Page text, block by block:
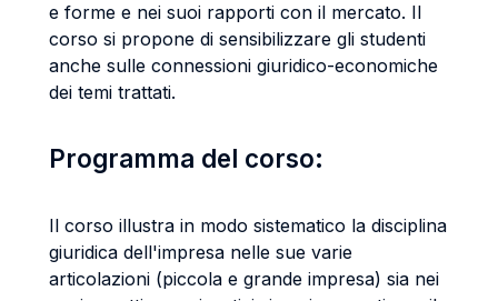
e forme e nei suoi rapporti con il mercato. Il
corso si propone di sensibilizzare gli studenti
anche sulle connessioni giuridico-economiche
dei temi trattati.
Programma del corso:
Il corso illustra in modo sistematico la disciplina
giuridica dell'impresa nelle sue varie
articolazioni (piccola e grande impresa) sia nei